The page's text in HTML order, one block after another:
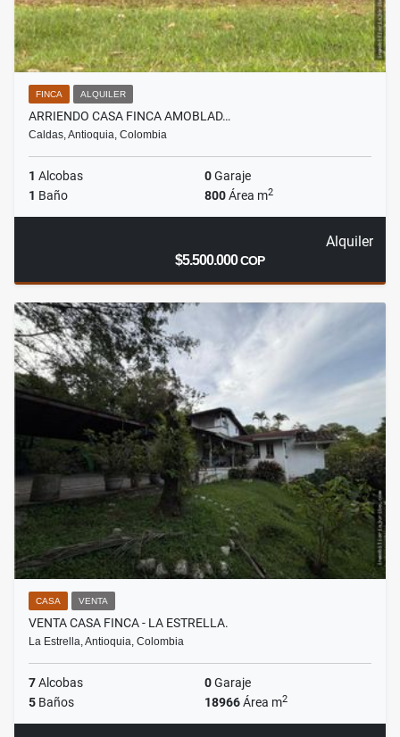
FINCA ALQUILER
ARRIENDO CASA FINCA AMOBLAD…
Caldas, Antioquia, Colombia
1 Alcobas 0Garaje
1 Baño 800Área m2
Alquiler
$5.500.000COP
CASA VENTA
VENTA CASA FINCA - LA ESTRELLA.
La Estrella, Antioquia, Colombia
7Alcobas 0Garaje
5 Baños 18966Área m2